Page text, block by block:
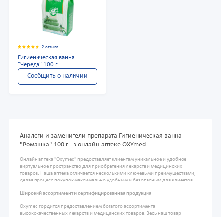
2 отзыва
Гигиеническая ванна
"Череда" 100 г
Сообщить о наличии
Аналоги и заменители препарата Гигиеническая ванна
"Ромашка" 100 г - в онлайн-аптеке OXYmed
Онлайн аптека "Oxymed" предоставляет клиентам уникальное и удобное
виртуальное пространство для приобретения лекарств и медицинских
товаров. Наша аптека отличается несколькими ключевыми преимуществами,
делая процесс покупок максимально удобным и безопасным для клиентов.
Широкий ассортимент и сертифицированная продукция
Oxymed гордится предоставлением богатого ассортимента
высококачественных лекарств и медицинских товаров. Весь наш товар